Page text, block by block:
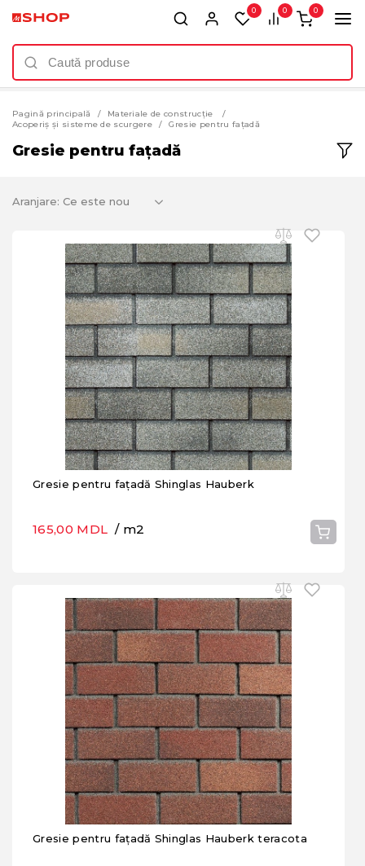
0 0 0
Pagină principală
Materiale de construcție
Acoperiș și sisteme de scurgere
Gresie pentru fațadă
Gresie pentru fațadă
Aranjare:
Gresie pentru fațadă Shinglas Hauberk
165,00 MDL / m2
Gresie pentru fațadă Shinglas Hauberk teracota